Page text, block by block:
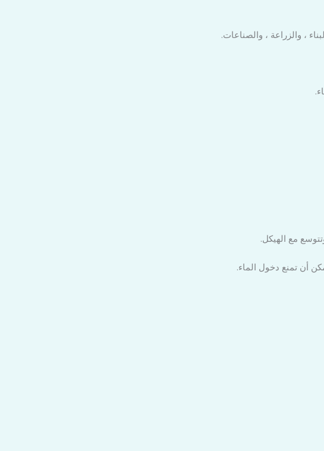
، والزراعة ، والصناعات.
مع الهيكل.
أن تمنع دخول الماء.